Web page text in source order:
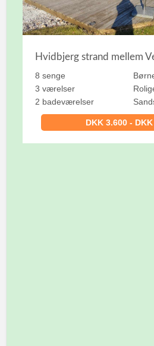
Hvidbjerg strand mellem
8 senge
3 værelser
2 badeværelser
DKK 3.600 -